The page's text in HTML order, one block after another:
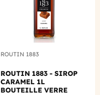
ROUTIN 1883
ROUTIN 1883 - SIROP
CARAMEL 1L
BOUTEILLE VERRE